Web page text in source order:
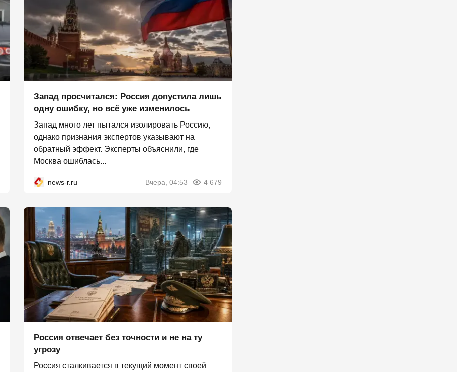
Запад просчитался: Россия допустила лишь
одну ошибку, но всё уже изменилось
Запад много лет пытался изолировать Россию,
однако признания экспертов указывают на
обратный эффект. Эксперты объяснили, где
Москва ошиблась...
news-r.ru Вчера, 04:53 4 679
Россия отвечает без точности и не на ту
угрозу
Россия сталкивается в текущий момент своей